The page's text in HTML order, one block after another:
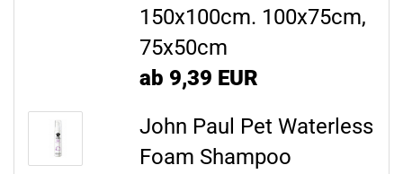
150x100cm. 100x75cm,
75x50cm
ab 9,39 EUR
John Paul Pet Waterless
Foam Shampoo